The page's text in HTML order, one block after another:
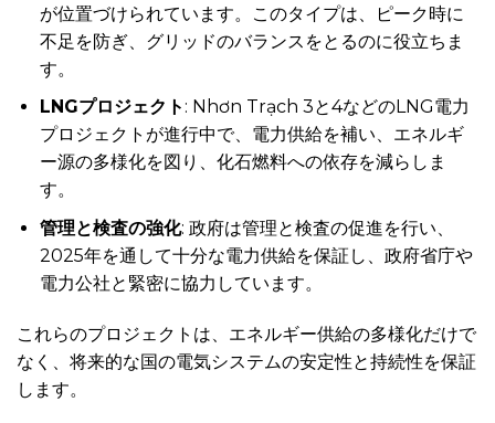
が位置づけられています。このタイプは、ピーク時に
不足を防ぎ、グリッドのバランスをとるのに役立ちま
す。
LNGプロジェクト : Nhơn Trạch 3と4などのLNG電力
プロジェクトが進行中で、電力供給を補い、エネルギ
ー源の多様化を図り、化石燃料への依存を減らしま
す。
管理と検査の強化: 政府は管理と検査の促進を行い、
2025年を通して十分な電力供給を保証し、政府省庁や
電力公社と緊密に協力しています。
これらのプロジェクトは、エネルギー供給の多様化だけで
なく、将来的な国の電気システムの安定性と持続性を保証
します。